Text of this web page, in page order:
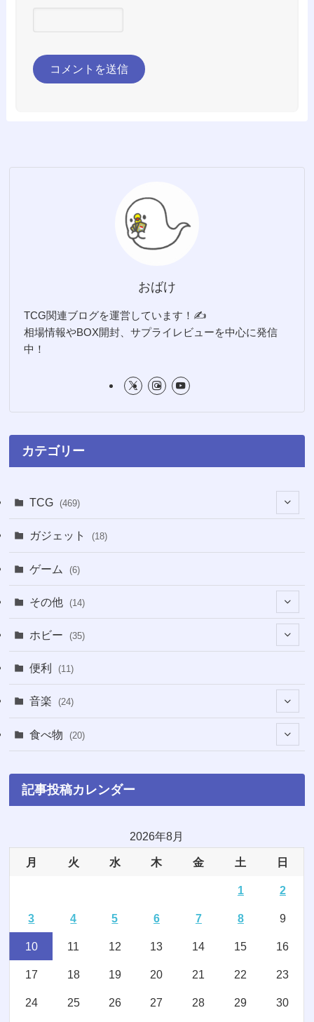
おばけ
TCG関連ブログを運営しています！✍️
相場情報やBOX開封、サプライレビューを中心に発信
中！
カテゴリー
TCG (469)
(16)
(1)
(3)
(12)
(4)
(75)
(7)
(22)
(1)
(5)
(2)
(8)
(5)
(10)
(3)
ガジェット (18)
ゲーム (6)
その他 (14)
(1)
ホビー (35)
便利 (11)
音楽 (24)
(18)
食べ物 (20)
(6)
記事投稿カレンダー
2026年8月
月 火 水 木 金 土 日
1 2
3 4 5 6 7 8 9
10 11 12 13 14 15 16
17 18 19 20 21 22 23
24 25 26 27 28 29 30